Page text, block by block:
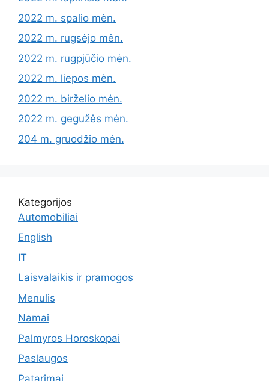
2022 m. spalio mėn.
2022 m. rugsėjo mėn.
2022 m. rugpjūčio mėn.
2022 m. liepos mėn.
2022 m. birželio mėn.
2022 m. gegužės mėn.
204 m. gruodžio mėn.
Kategorijos
Automobiliai
English
IT
Laisvalaikis ir pramogos
Menulis
Namai
Palmyros Horoskopai
Paslaugos
Patarimai